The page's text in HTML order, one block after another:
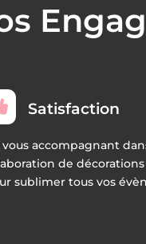
Satisfaction
vous accompagnant
de
sublimer tous vos